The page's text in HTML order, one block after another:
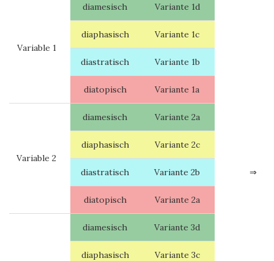
Variable 1
diamesisch Variante 1d
⇒
diaphasisch Variante 1c
diastratisch Variante 1b
diatopisch Variante 1a
Variable 2
diamesisch Variante 2a
diaphasisch Variante 2c
diastratisch Variante 2b
diatopisch Variante 2a
diamesisch Variante 3d
diaphasisch Variante 3c